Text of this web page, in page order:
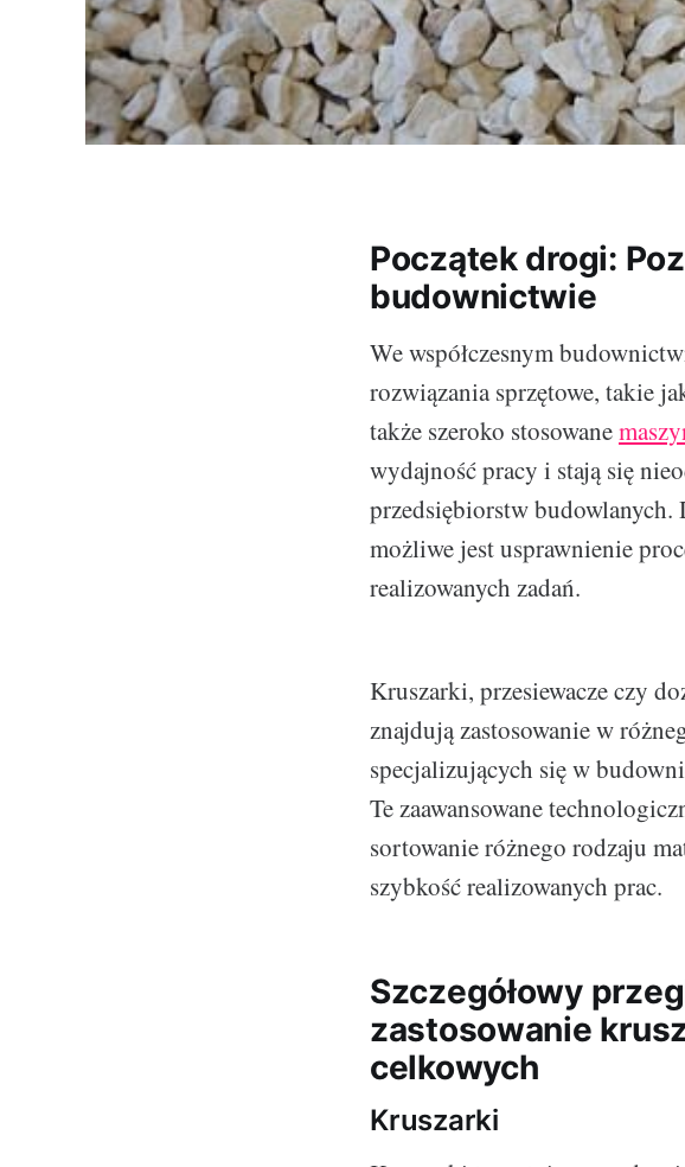
Początek drogi:
budownictwie
We współczesnym
rozwiązania sprzętowe, takie
także szeroko stosowane
wydajność pracy i stają się
przedsiębiorstw budowlanych.
możliwe jest usprawnienie
realizowanych zadań.
Kruszarki, przesiewacze czy
znajdują zastosowanie w
specjalizujących się w
Te zaawansowane
sortowanie różnego rodzaju
szybkość realizowanych prac.
Szczegółowy
zastosowanie
celkowych
Kruszarki